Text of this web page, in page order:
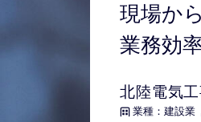
現場か
業務効
北陸電気
業種：建設業